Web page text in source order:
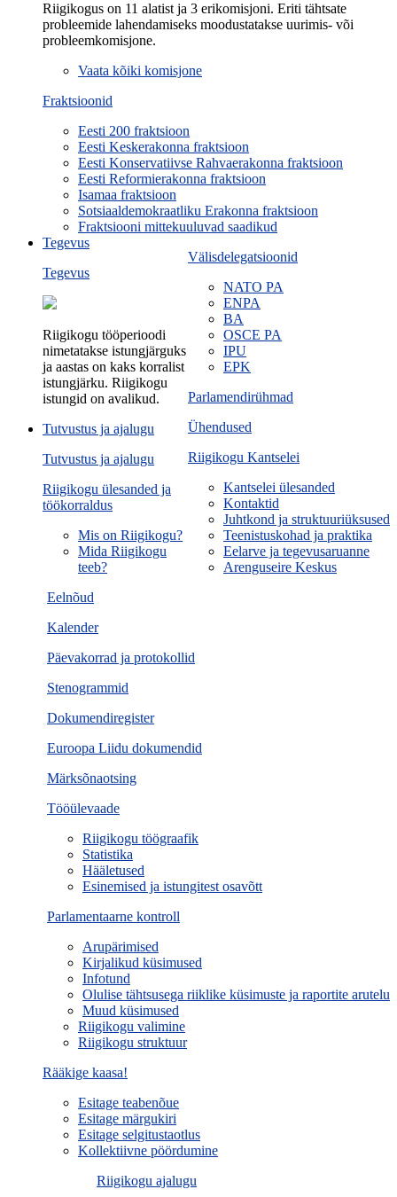
Riigikogus on 11 alatist ja 3 erikomisjoni. Eriti tähtsate
probleemide lahendamiseks moodustatakse uurimis- või
probleemkomisjone.
Vaata kõiki komisjone
Fraktsioonid
Eesti 200 fraktsioon
Eesti Keskerakonna fraktsioon
Eesti Konservatiivse Rahvaerakonna fraktsioon
Eesti Reformierakonna fraktsioon
Isamaa fraktsioon
Sotsiaaldemokraatliku Erakonna fraktsioon
Fraktsiooni mittekuuluvad saadikud
Välisdelegatsioonid
NATO PA
ENPA
BA
OSCE PA
IPU
EPK
Parlamendirühmad
Ühendused
Riigikogu Kantselei
Kantselei ülesanded
Kontaktid
Juhtkond ja struktuuriüksused
Teenistuskohad ja praktika
Eelarve ja tegevusaruanne
Arenguseire Keskus
Tegevus
Tegevus
Riigikogu tööperioodi
nimetatakse istungjärguks
ja aastas on kaks korralist
istungjärku. Riigikogu
istungid on avalikud.
Eelnõud
Kalender
Päevakorrad ja protokollid
Stenogrammid
Dokumendiregister
Euroopa Liidu dokumendid
Märksõnaotsing
Tööülevaade
Riigikogu töögraafik
Statistika
Hääletused
Esinemised ja istungitest osavõtt
Parlamentaarne kontroll
Arupärimised
Kirjalikud küsimused
Infotund
Olulise tähtsusega riiklike küsimuste ja raportite arutelu
Muud küsimused
Tutvustus ja ajalugu
Tutvustus ja ajalugu
Riigikogu ülesanded ja
töökorraldus
Mis on Riigikogu?
Mida Riigikogu
teeb?
Riigikogu valimine
Riigikogu struktuur
Rääkige kaasa!
Esitage teabenõue
Esitage märgukiri
Esitage selgitustaotlus
Kollektiivne pöördumine
Riigikogu ajalugu